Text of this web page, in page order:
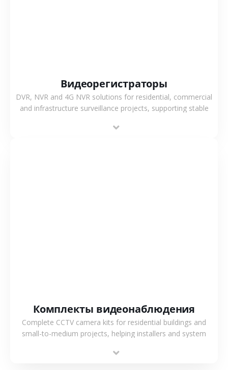
Видеорегистраторы
DVR, NVR and 4G NVR solutions for residential, commercial
and infrastructure surveillance projects, supporting stable
Комплекты видеонаблюдения
Complete CCTV camera kits for residential buildings and
small-to-medium projects, helping installers and system